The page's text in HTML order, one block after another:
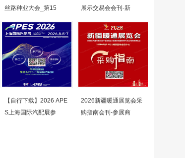
丝路种业大会_第15
展示交易会会刊-新
【自行下载】2026 APE
S上海国际汽配展参
2026新疆暖通展览会采
购指南会刊-参展商